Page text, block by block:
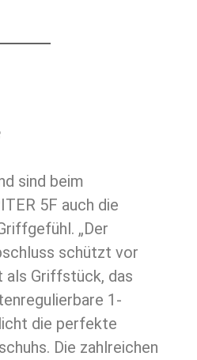
sind beim
5F auch die
„Der
schützt vor
als Griffstück, das
1-
die perfekte
Die zahlreichen